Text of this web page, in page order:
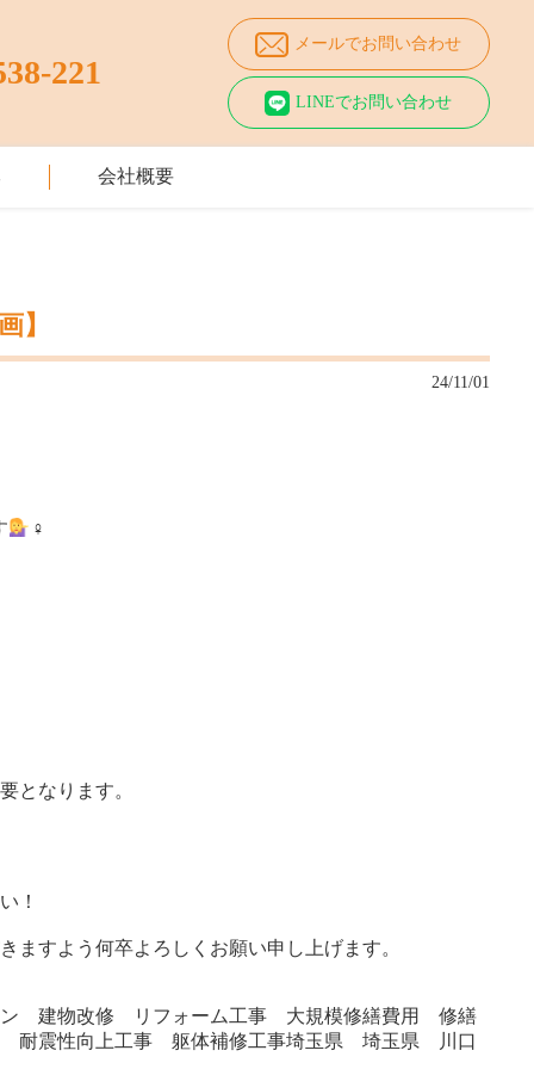
221
メールでお問い合わせ
LINEでお問い合わせ
会社概要
】
24/11/01
‍♀️
となります。
！
ますよう何卒よろしくお願い申し上げます。
ン 建物改修 リフォーム工事 大規模修繕費用 修繕
耐震性向上工事 躯体補修工事埼玉県 埼玉県 川口